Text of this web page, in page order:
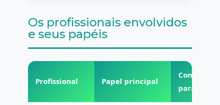
Os profissionais envolvidos
e seus papéis
Profissional Papel principal
para a